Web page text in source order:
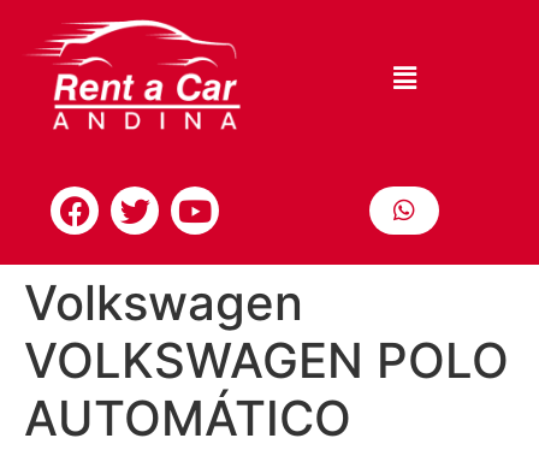
Volkswagen
VOLKSWAGEN POLO
AUTOMÁTICO